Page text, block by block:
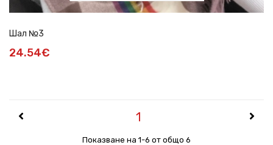
Шал №3
24.54€
Показване на 1-6 от общо 6
1